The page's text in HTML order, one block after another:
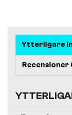
Ytterligare
Recensioner